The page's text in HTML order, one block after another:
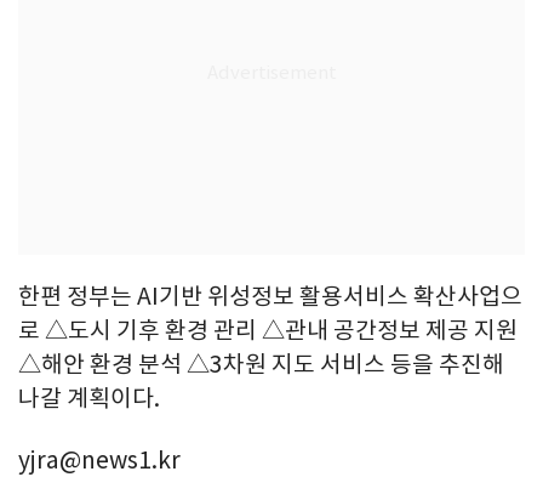
한편 정부는 AI기반 위성정보 활용서비스 확산사업으
로 △도시 기후 환경 관리 △관내 공간정보 제공 지원
△해안 환경 분석 △3차원 지도 서비스 등을 추진해
나갈 계획이다.
yjra@news1.kr